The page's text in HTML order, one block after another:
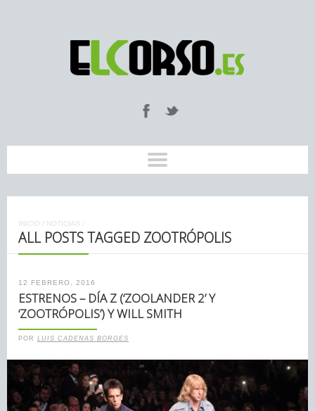
INICIO / NOTICIAS /
ALL POSTS TAGGED ZOOTRÓPOLIS
12 FEBRERO, 2016
ESTRENOS – DÍA Z (‘ZOOLANDER 2’ Y
‘ZOOTRÓPOLIS’) Y WILL SMITH
POR LUIS CADENAS BORGES